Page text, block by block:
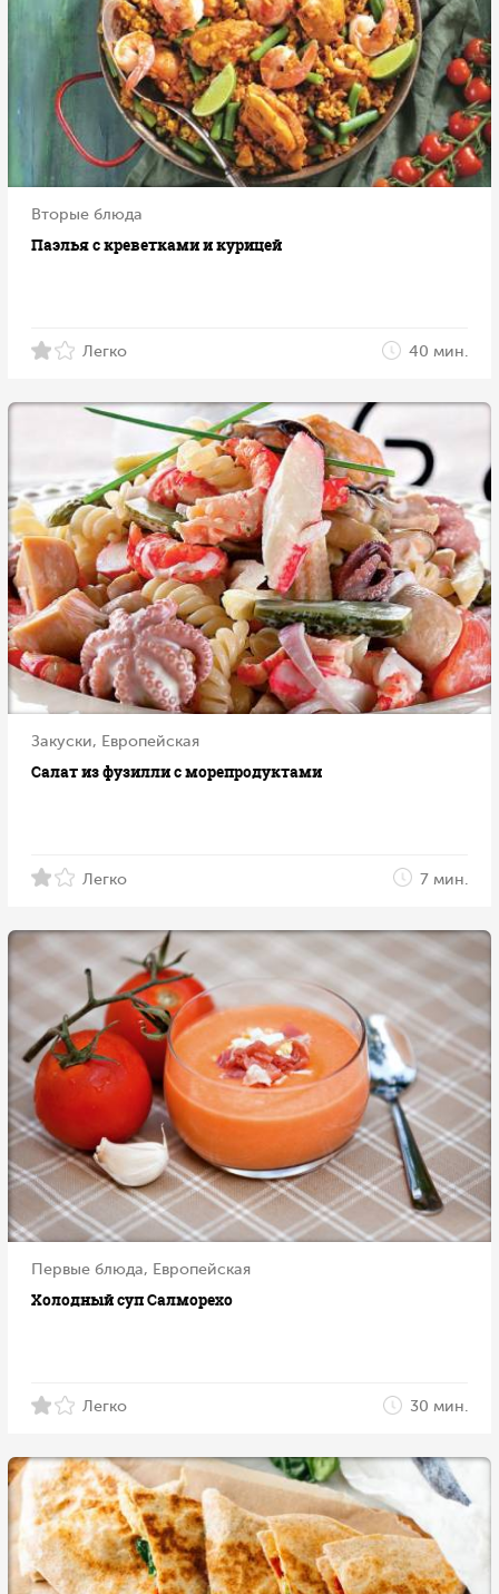
Вторые блюда
Паэлья с креветками и курицей
Легко 40 мин.
Закуски, Европейская
Салат из фузилли с морепродуктами
Легко 7 мин.
Первые блюда, Европейская
Холодный суп Салморехо
Легко 30 мин.